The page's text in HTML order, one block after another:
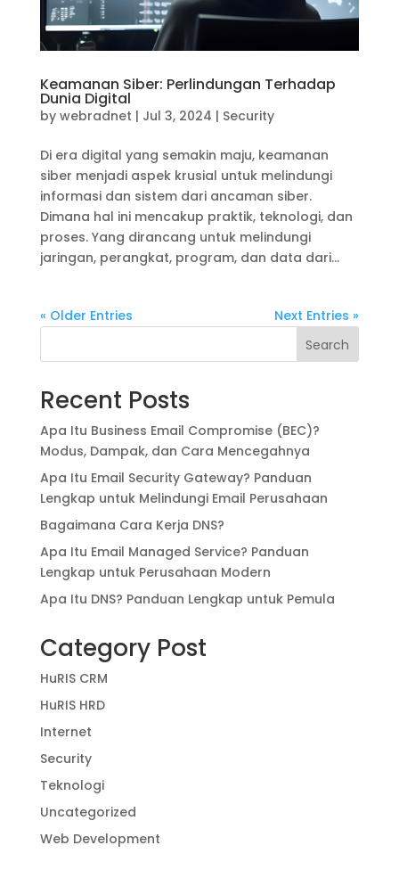
Keamanan Siber: Perlindungan Terhadap
Dunia Digital
by webradnet | Jul 3, 2024 | Security
Di era digital yang semakin maju, keamanan
siber menjadi aspek krusial untuk melindungi
informasi dan sistem dari ancaman siber.
Dimana hal ini mencakup praktik, teknologi, dan
proses. Yang dirancang untuk melindungi
jaringan, perangkat, program, dan data dari...
« Older Entries
Next Entries »
Search
Recent Posts
Apa Itu Business Email Compromise (BEC)?
Modus, Dampak, dan Cara Mencegahnya
Apa Itu Email Security Gateway? Panduan
Lengkap untuk Melindungi Email Perusahaan
Bagaimana Cara Kerja DNS?
Apa Itu Email Managed Service? Panduan
Lengkap untuk Perusahaan Modern
Apa Itu DNS? Panduan Lengkap untuk Pemula
Category Post
HuRIS CRM
HuRIS HRD
Internet
Security
Teknologi
Uncategorized
Web Development